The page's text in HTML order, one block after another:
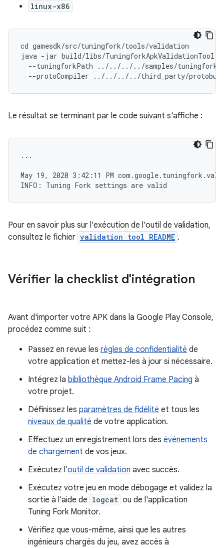
linux-x86
cd gamesdk/src/tuningfork/tools/validation
java -jar build/libs/
--tuningforkPath ../../../../samples/
--protoCompiler ../../../../third_party/
Le résultat se terminant par le code suivant s'affiche :
...
May 19, 2020 3:42:11 PM
Pour en savoir plus sur l'exécution de l'outil de validation,
consultez le fichier validation tool README .
Vérifier la checklist d'intégration
Avant d'importer votre APK dans la Google Play Console,
procédez comme suit :
Passez en revue les règles de confidentialité de
votre application et mettez-les à jour si nécessaire.
Intégrez la bibliothèque Android Frame Pacing à
votre projet.
Définissez les paramètres de fidélité et tous les
niveaux de qualité de votre application.
Effectuez un enregistrement lors des événements
de chargement de vos jeux.
Exécutez l'outil de validation avec succès.
Exécutez votre jeu en mode débogage et validez la
sortie à l'aide de logcat ou de l'application
Tuning Fork Monitor.
Vérifiez que vous-même, ainsi que les autres
ingénieurs chargés du jeu, avez accès à